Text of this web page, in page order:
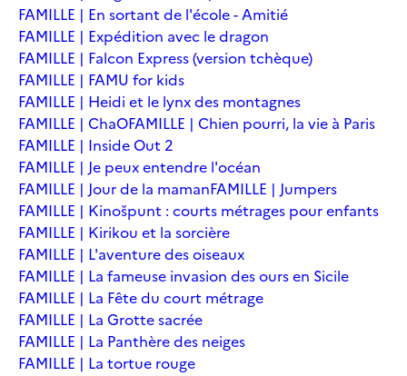
FAMILLE | En sortant de l'école - Amitié
FAMILLE | Expédition avec le dragon
FAMILLE | Falcon Express (version tchèque)
FAMILLE | FAMU for kids
FAMILLE | Heidi et le lynx des montagnes
FAMILLE | ChaOFAMILLE | Chien pourri, la vie à Paris
FAMILLE | Inside Out 2
FAMILLE | Je peux entendre l'océan
FAMILLE | Jour de la mamanFAMILLE | Jumpers
FAMILLE | Kinošpunt : courts métrages pour enfants
FAMILLE | Kirikou et la sorcière
FAMILLE | L'aventure des oiseaux
FAMILLE | La fameuse invasion des ours en Sicile
FAMILLE | La Fête du court métrage
FAMILLE | La Grotte sacrée
FAMILLE | La Panthère des neiges
FAMILLE | La tortue rouge